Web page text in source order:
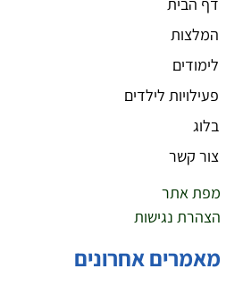
המלצות
לימודים
פעילויות לילדים
בלוג
צור קשר
מפת אתר
הצהרת נגישות
מאמרים אחרונים